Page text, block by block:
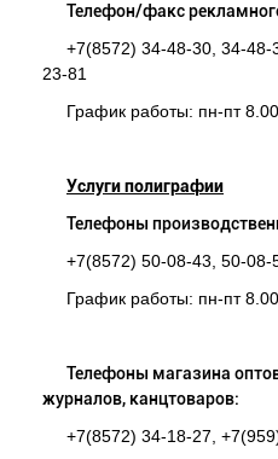
Телефон/факс
+7(8572) 34-48-30, 34-
23-81
График работы: пн-пт
Услуги полиграфии
Телефоны
+7(8572) 50-08-43, 50-
График работы: пн-пт
Телефоны магазина
журналов, канцтоваров:
+7(8572) 34-18-27,